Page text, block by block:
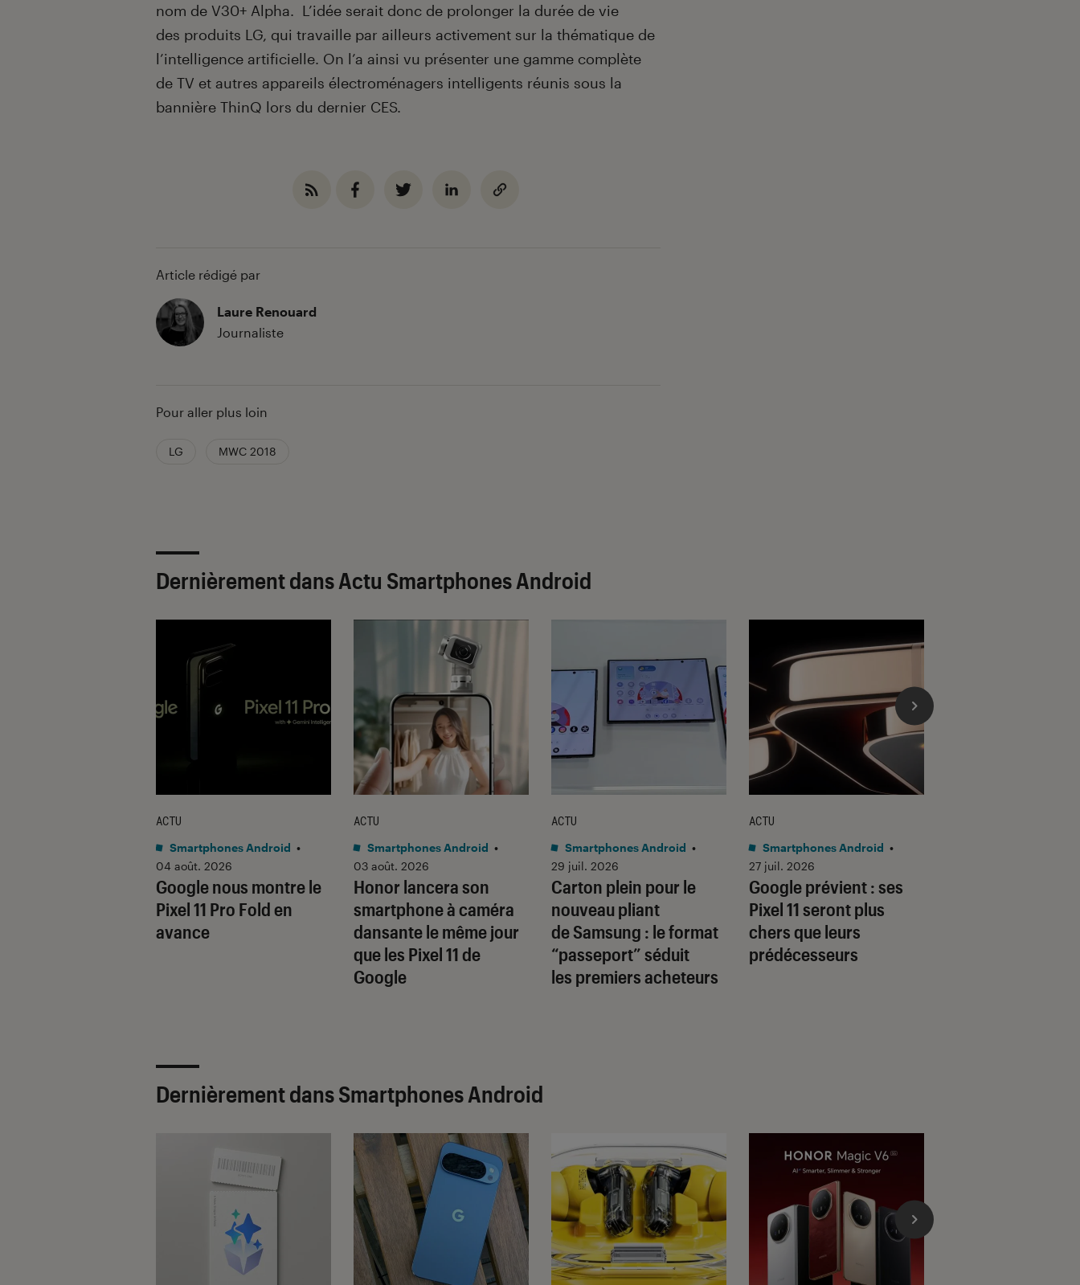
nom de V30+ Alpha. L’idée serait donc de prolonger la durée de vie
des produits LG, qui travaille par ailleurs activement sur la thématique de
l’intelligence artificielle. On l’a ainsi vu présenter une gamme complète
de TV et autres appareils électroménagers intelligents réunis sous la
bannière ThinQ lors du dernier CES.
Article rédigé par
Laure Renouard
Journaliste
Pour aller plus loin
LG MWC 2018
Dernièrement dans Actu Smartphones Android
Google nous montre le
Pixel 11 Pro Fold en
avance
ACTU
Smartphones Android •
04 août. 2026
Honor lancera son
smartphone à caméra
dansante le même jour
que les Pixel 11 de
Google
ACTU
Smartphones Android •
03 août. 2026
Carton plein pour le
nouveau pliant
de Samsung : le format
“passeport” séduit
les premiers acheteurs
ACTU
Smartphones Android •
29 juil. 2026
Google prévient : ses
Pixel 11 seront plus
chers que leurs
prédécesseurs
ACTU
Smartphones Android •
27 juil. 2026
Dernièrement dans Smartphones Android